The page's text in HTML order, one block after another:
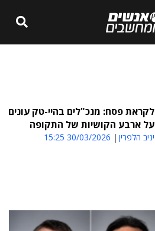
לקראת פסח: מנכ"לים בהיי-טק עונים
על ארבע הקושיות של התקופה
יניב הלפרין 30/03/2026 15:25